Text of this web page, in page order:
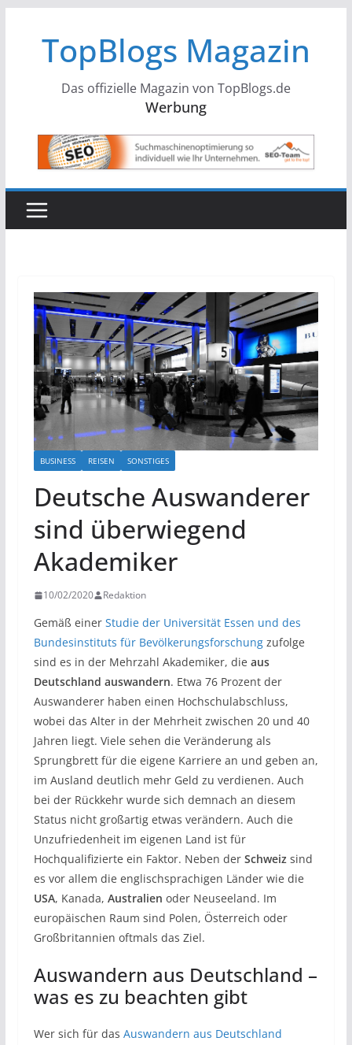
springenTopBlogs Magazin
Das offizielle Magazin von TopBlogs.de
Werbung
BUSINESS REISEN SONSTIGES
Deutsche Auswanderer
sind überwiegend
Akademiker
10/02/2020 Redaktion
Gemäß einer Studie der Universität Essen und des
Bundesinstituts für Bevölkerungsforschungzufolge
sind es in der Mehrzahl Akademiker, die aus
Deutschland auswandern. Etwa 76 Prozent der
Auswanderer haben einen Hochschulabschluss,
wobei das Alter in der Mehrheit zwischen 20 und 40
Jahren liegt. Viele sehen die Veränderung als
Sprungbrett für die eigene Karriere an und geben an,
im Ausland deutlich mehr Geld zu verdienen. Auch
bei der Rückkehr wurde sich demnach an diesem
Status nicht großartig etwas verändern. Auch die
Unzufriedenheit im eigenen Land ist für
Hochqualifizierte ein Faktor. Neben der Schweiz sind
es vor allem die englischsprachigen Länder wie die
USA, Kanada, Australien oder Neuseeland. Im
europäischen Raum sind Polen, Österreich oder
Großbritannien oftmals das Ziel.
Auswandern aus Deutschland –
was es zu beachten gibt
Wer sich für das Auswandern aus Deutschland